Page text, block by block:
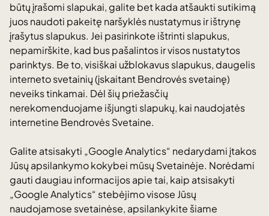
būtų įrašomi slapukai, galite bet kada atšaukti sutikimą
juos naudoti pakeitę naršyklės nustatymus ir ištrynę
įrašytus slapukus. Jei pasirinkote ištrinti slapukus,
nepamirškite, kad bus pašalintos ir visos nustatytos
parinktys. Be to, visiškai užblokavus slapukus, daugelis
interneto svetainių (įskaitant Bendrovės svetainę)
neveiks tinkamai. Dėl šių priežasčių
nerekomenduojame išjungti slapukų, kai naudojatės
internetine Bendrovės Svetaine.
Galite atsisakyti „Google Analytics“ nedarydami įtakos
Jūsų apsilankymo kokybei mūsų Svetainėje. Norėdami
gauti daugiau informacijos apie tai, kaip atsisakyti
„Google Analytics“ stebėjimo visose Jūsų
naudojamose svetainėse, apsilankykite šiame